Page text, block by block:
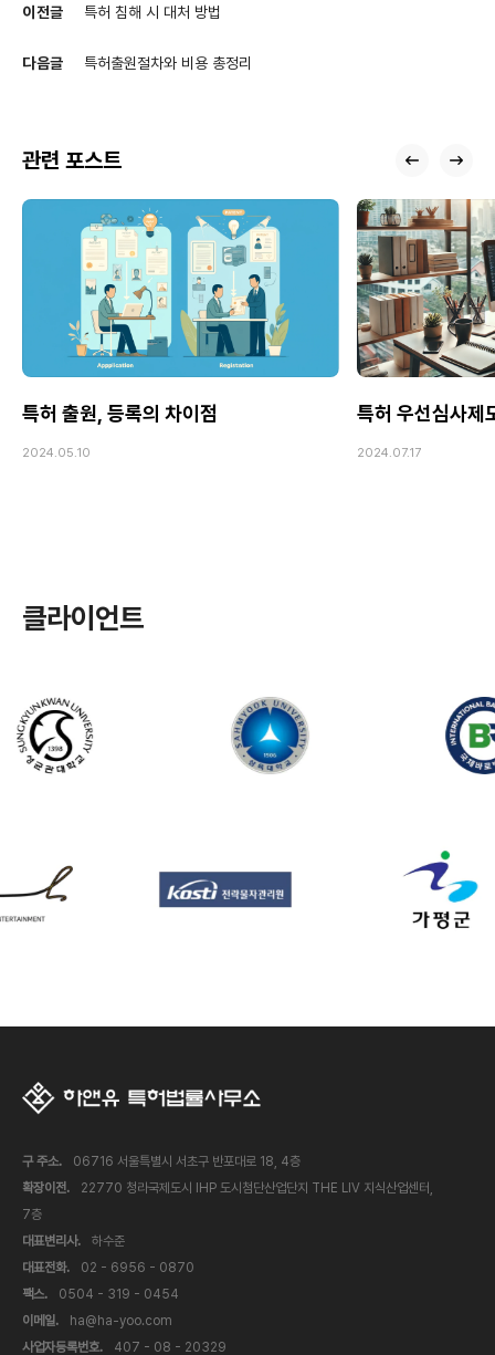
이전글 특허 침해 시 대처 방법
다음글 특허출원절차와 비용 총정리
관련 포스트
특허 출원, 등록의 차이점
2024.05.10
특허 우선심사제
2024.07.17
클라이언트
구 주소.
06716 서울특별시 서초구 반포대로 18, 4층
확장이전.
22770 청라국제도시 IHP 도시첨단산업단지 THE LIV 지식산업센터,
7층
대표변리사.
하수준
대표전화.
02 - 6956 - 0870
팩스.
0504 - 319 - 0454
이메일.
ha@ha-yoo.com
사업자등록번호.
407 - 08 - 20329